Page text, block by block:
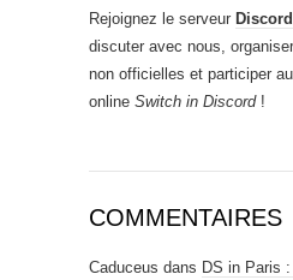
Rejoignez le serveur Discord
discuter avec nous,
non officielles et participer
online Switch in Discord!
COMMENTAIRES
Caduceus dans DS in Paris